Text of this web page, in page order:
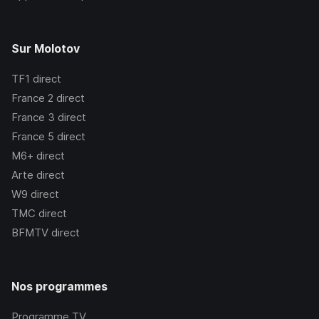
Sur Molotov
TF1 direct
France 2 direct
France 3 direct
France 5 direct
M6+ direct
Arte direct
W9 direct
TMC direct
BFMTV direct
Nos programmes